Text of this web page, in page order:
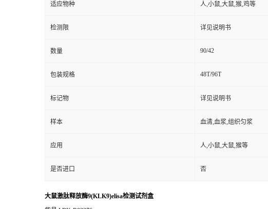
适应物种 人,小鼠,大鼠,猴,鸡等
检测限 详见说明书
数量 90/42
包装规格 48T/96T
标记物 详见说明书
样本 血清,血浆,组织匀浆
应用 人,小鼠,大鼠,猴等
是否进口 否
大鼠激肽释放酶9(KLK9)elisa检测试剂盒